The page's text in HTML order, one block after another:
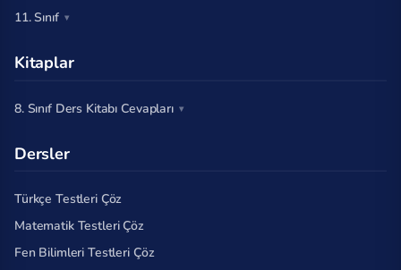
11. Sınıf
Kitaplar
8. Sınıf Ders Kitabı Cevapları
Dersler
Türkçe Testleri Çöz
Matematik Testleri Çöz
Fen Bilimleri Testleri Çöz